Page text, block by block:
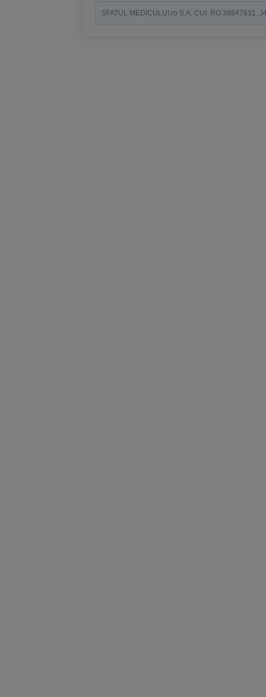
SFATUL MEDICULUI.ro S.A, CUI: RO 38847631,